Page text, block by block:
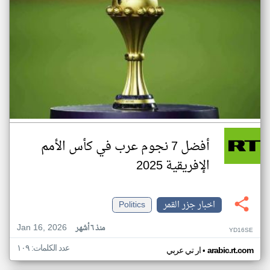
أفضل 7 نجوم عرب في كأس الأمم
الإفريقية 2025
اخبار جزر القمر
Politics
Jan 16, 2026
منذ ٦ أشهر YD16SE
ار تي عربي• arabic.rt.com عدد الكلمات: ١٠٩